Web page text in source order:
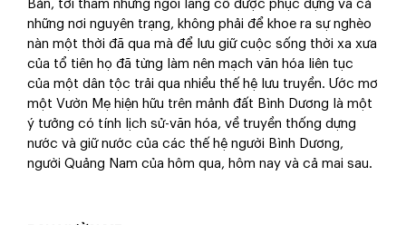
Bản, tới thăm những ngôi làng cổ được phục dựng và cả
những nơi nguyên trạng, không phải để khoe ra sự nghèo
nàn một thời đã qua mà để lưu giữ cuộc sống thời xa xưa
của tổ tiên họ đã từng làm nên mạch văn hóa liên tục
của một dân tộc trải qua nhiều thế hệ lưu truyền. Ước mơ
một Vườn Mẹ hiện hữu trên mảnh đất Bình Dương là một
ý tưởng có tính lịch sử-văn hóa, về truyền thống dựng
nước và giữ nước của các thế hệ người Bình Dương,
người Quảng Nam của hôm qua, hôm nay và cả mai sau.